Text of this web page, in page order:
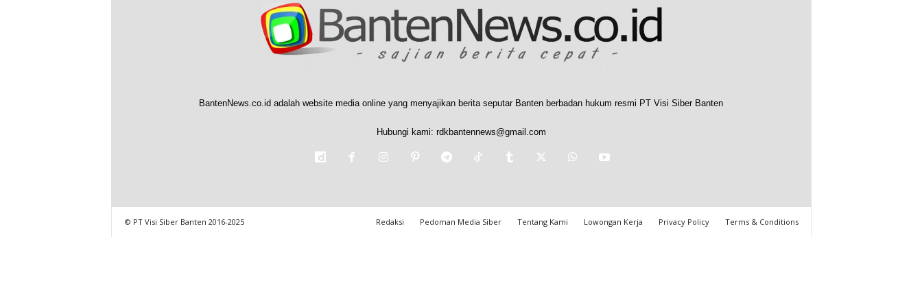
BantenNews.co.id adalah website media online yang menyajikan berita seputar Banten berbadan hukum resmi PT Visi Siber Banten
Hubungi kami: rdkbantennews@gmail.com
Redaksi Pedoman Media Siber Tentang Kami Lowongan Kerja Privacy Policy Terms & Conditions
© PT Visi Siber Banten 2016-2025